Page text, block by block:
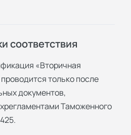
соответствия
«Вторичная
только после
документов,
Таможенного